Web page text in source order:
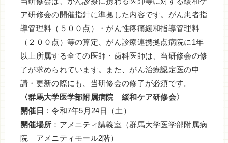
ア研修会の開催指針に準拠した内容です。がん患者指
導管理料（５００点）・がん性疼痛緩和指導管理料
（２００点）等の算定、がん診療連携拠点病院に1年
以上所属する全ての医師・歯科医師は、当研修会の修
了が求められています。また、がん治療認定医の申
請・更新の際にも、当研修会の修了が必須です。
〈群馬大学医学部附属病院 緩和ケア研修会〉
開催日 ：令和7年5月24日（土）
開催場所 ：アメニティ講義室（群馬大学医学部附属病
院 アメニティモール2階）